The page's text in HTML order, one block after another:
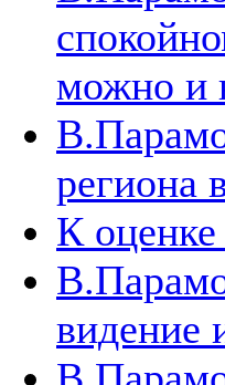
можно и
региона
К оценке
видение